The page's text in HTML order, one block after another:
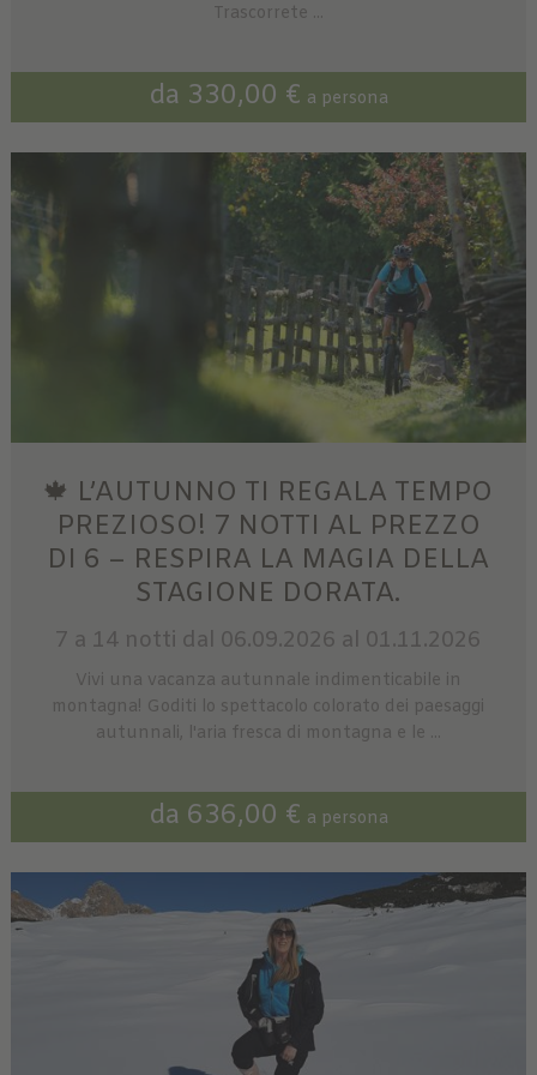
Trascorrete ...
da 330,00 € a persona
🍁 L’AUTUNNO TI REGALA TEMPO
PREZIOSO! 7 NOTTI AL PREZZO
DI 6 – RESPIRA LA MAGIA DELLA
STAGIONE DORATA.
7 a 14 notti dal 06.09.2026 al 01.11.2026
Vivi una vacanza autunnale indimenticabile in
montagna! Goditi lo spettacolo colorato dei paesaggi
autunnali, l'aria fresca di montagna e le ...
da 636,00 € a persona